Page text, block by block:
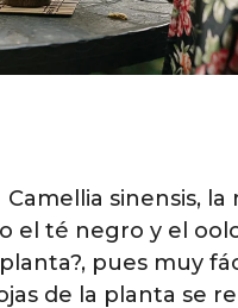
sinensis,
té negro y el
pues muy
de la planta se